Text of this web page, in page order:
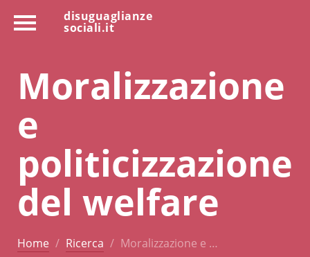
disuguaglianze
sociali.it
Moralizzazione
e
politicizzazione
del welfare
Home Ricerca Moralizzazione e …